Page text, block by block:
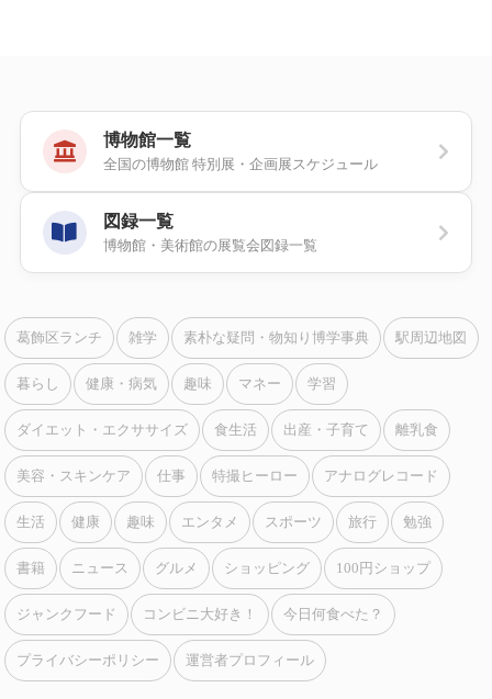
博物館一覧
全国の博物館 特別展・企画展スケジュール
図録一覧
博物館・美術館の展覧会図録一覧
葛飾区ランチ 雑学 素朴な疑問・物知り博学事典 駅周辺地図
暮らし 健康・病気 趣味 マネー 学習
ダイエット・エクササイズ 食生活 出産・子育て 離乳食
美容・スキンケア 仕事 特撮ヒーロー アナログレコード
生活 健康 趣味 エンタメ スポーツ 旅行 勉強
書籍 ニュース グルメ ショッピング 100円ショップ
ジャンクフード コンビニ大好き！ 今日何食べた？
プライバシーポリシー 運営者プロフィール